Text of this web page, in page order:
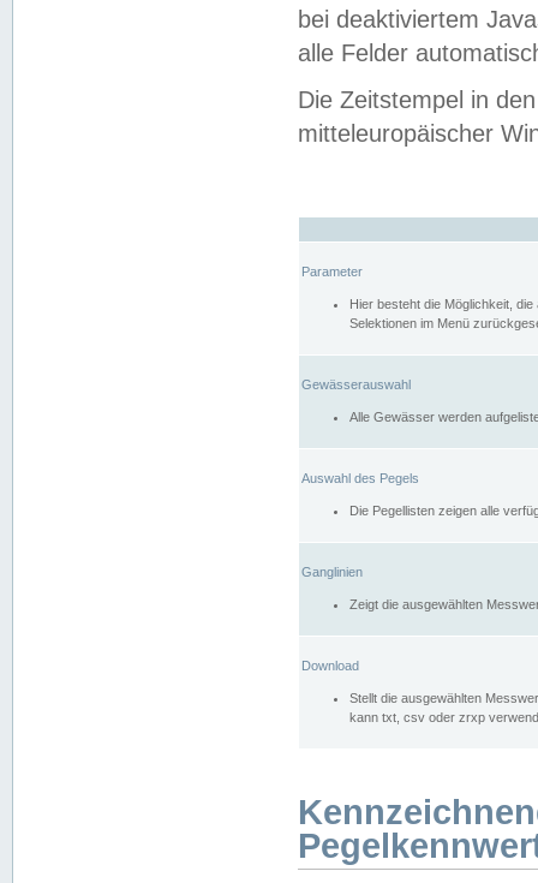
bei deaktiviertem
alle Felder
Die Zeitstempel in
mitteleuropäischer
Parameter
Hier besteht die Möglichkeit,
Selektionen im Menü
Gewässerauswahl
Alle Gewässer werden
Auswahl des Pegels
Die Pegellisten zeigen alle
Ganglinien
Zeigt die ausgewählten
Download
Stellt die ausgewählten
kann txt, csv oder zrxp